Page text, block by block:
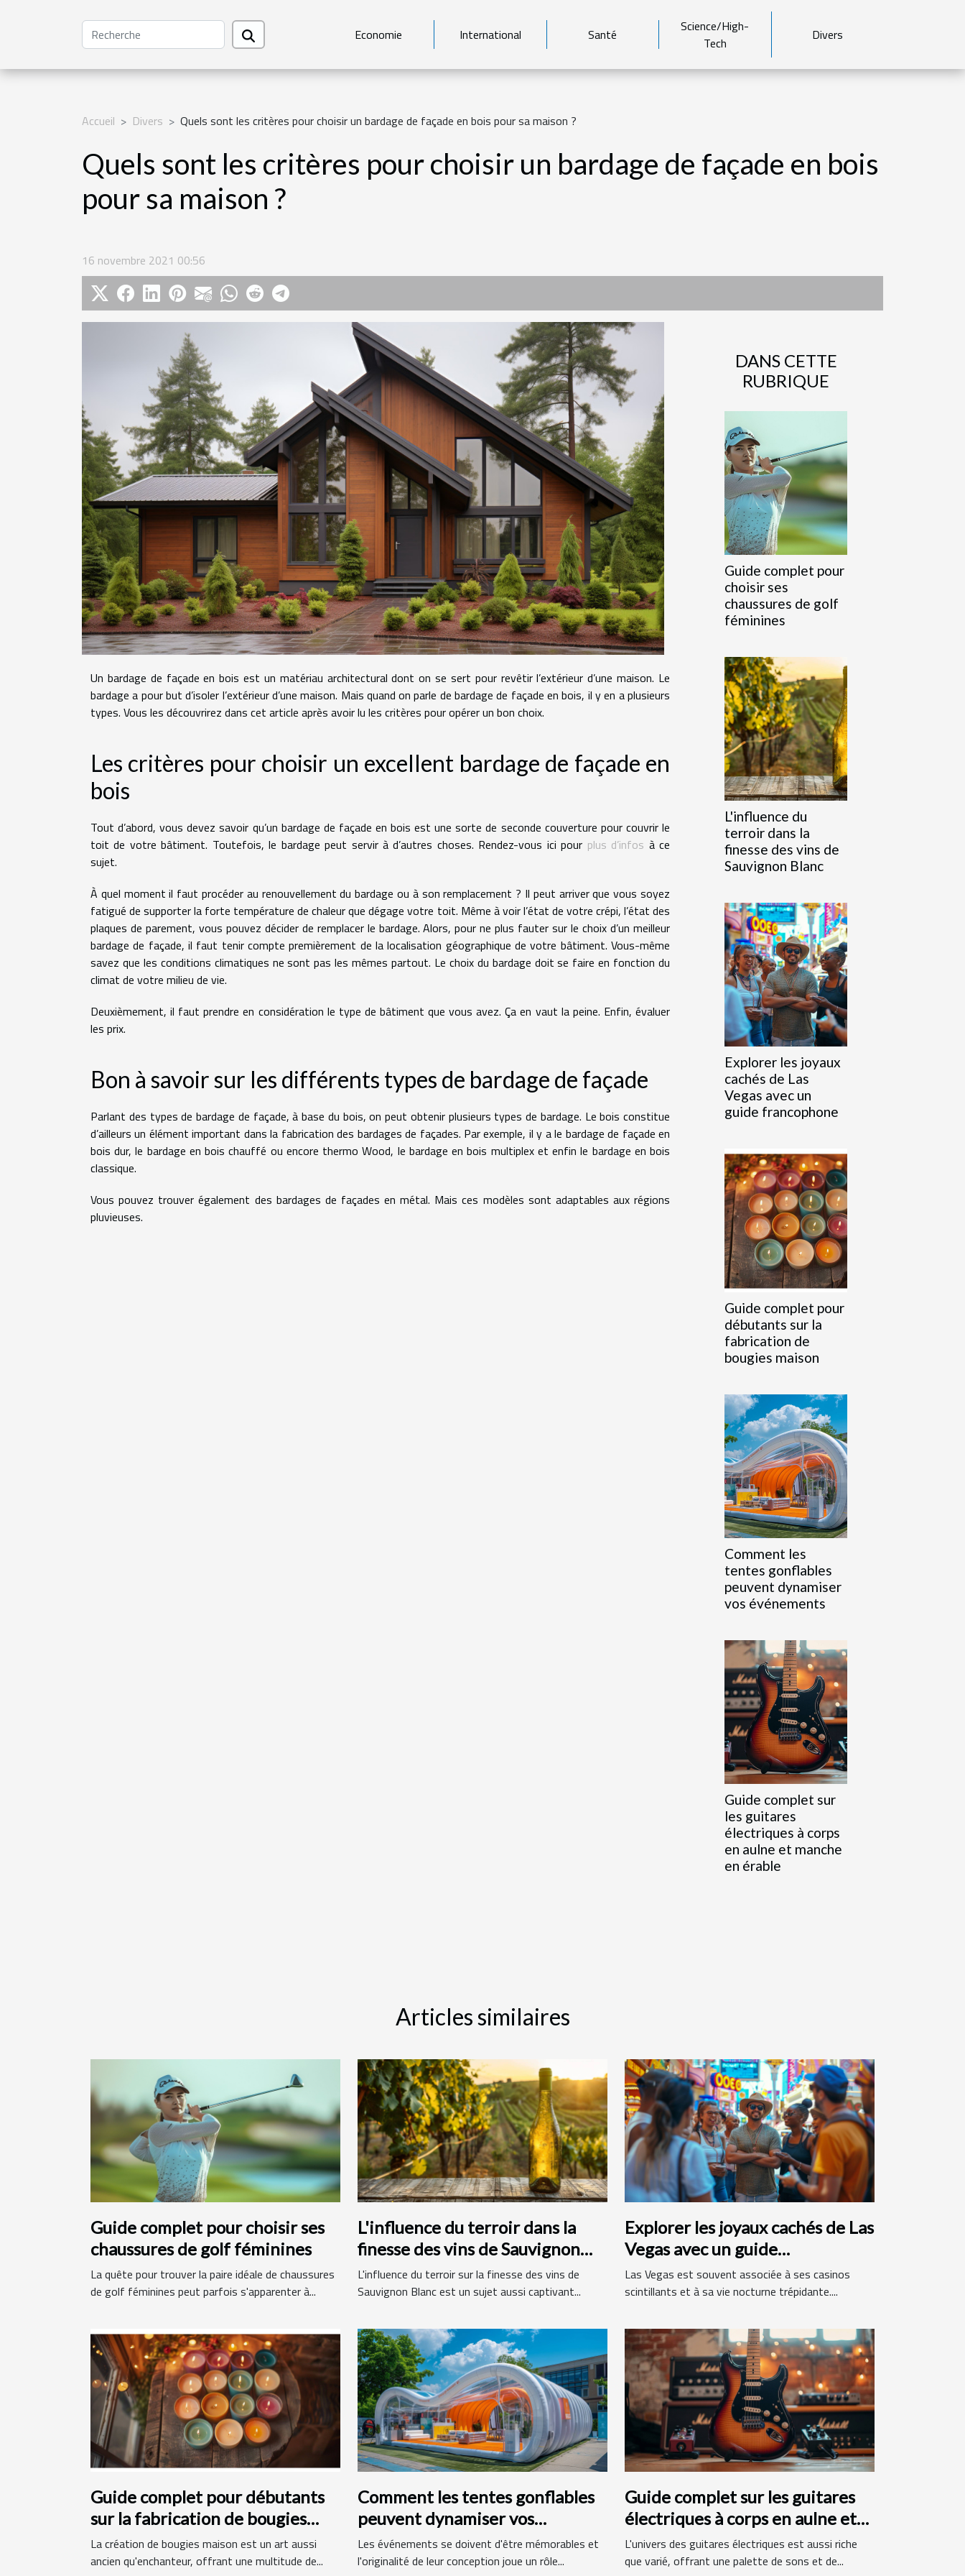
Economie International Santé
Science/High-
Tech
Divers
Accueil Divers Quels sont les critères pour choisir un bardage de façade en bois pour sa maison ?
Quels sont les critères pour choisir un bardage de façade en bois
pour sa maison ?
16 novembre 2021 00:56
Un bardage de façade en bois est un matériau architectural dont on se sert pour revêtir l’extérieur d’une maison. Le
bardage a pour but d’isoler l’extérieur d’une maison. Mais quand on parle de bardage de façade en bois, il y en a plusieurs
types. Vous les découvrirez dans cet article après avoir lu les critères pour opérer un bon choix.
Les critères pour choisir un excellent bardage de façade en
bois
Tout d’abord, vous devez savoir qu’un bardage de façade en bois est une sorte de seconde couverture pour couvrir le
toit de votre bâtiment. Toutefois, le bardage peut servir à d’autres choses. Rendez-vous ici pour plus d’infos à ce
sujet.
À quel moment il faut procéder au renouvellement du bardage ou à son remplacement ? Il peut arriver que vous soyez
fatigué de supporter la forte température de chaleur que dégage votre toit. Même à voir l’état de votre crépi, l’état des
plaques de parement, vous pouvez décider de remplacer le bardage. Alors, pour ne plus fauter sur le choix d’un meilleur
bardage de façade, il faut tenir compte premièrement de la localisation géographique de votre bâtiment. Vous-même
savez que les conditions climatiques ne sont pas les mêmes partout. Le choix du bardage doit se faire en fonction du
climat de votre milieu de vie.
Deuxièmement, il faut prendre en considération le type de bâtiment que vous avez. Ça en vaut la peine. Enfin, évaluer
les prix.
Bon à savoir sur les différents types de bardage de façade
Parlant des types de bardage de façade, à base du bois, on peut obtenir plusieurs types de bardage. Le bois constitue
d’ailleurs un élément important dans la fabrication des bardages de façades. Par exemple, il y a le bardage de façade en
bois dur, le bardage en bois chauffé ou encore thermo Wood, le bardage en bois multiplex et enfin le bardage en bois
classique.
Vous pouvez trouver également des bardages de façades en métal. Mais ces modèles sont adaptables aux régions
pluvieuses.
DANS CETTE
RUBRIQUE
Guide complet pour
choisir ses
chaussures de golf
féminines
L'influence du
terroir dans la
finesse des vins de
Sauvignon Blanc
Explorer les joyaux
cachés de Las
Vegas avec un
guide francophone
Guide complet pour
débutants sur la
fabrication de
bougies maison
Comment les
tentes gonflables
peuvent dynamiser
vos événements
Guide complet sur
les guitares
électriques à corps
en aulne et manche
en érable
Articles similaires
Guide complet pour choisir ses
chaussures de golf féminines
La quête pour trouver la paire idéale de chaussures
de golf féminines peut parfois s'apparenter à...
L'influence du terroir dans la
finesse des vins de Sauvignon
Blanc
L'influence du terroir sur la finesse des vins de
Sauvignon Blanc est un sujet aussi captivant...
Explorer les joyaux cachés de Las
Vegas avec un guide
francophone
Las Vegas est souvent associée à ses casinos
scintillants et à sa vie nocturne trépidante....
Guide complet pour débutants
sur la fabrication de bougies
maison
La création de bougies maison est un art aussi
ancien qu'enchanteur, offrant une multitude de...
Comment les tentes gonflables
peuvent dynamiser vos
événements
Les événements se doivent d'être mémorables et
l'originalité de leur conception joue un rôle...
Guide complet sur les guitares
électriques à corps en aulne et
manche en érable
L'univers des guitares électriques est aussi riche
que varié, offrant une palette de sons et de...